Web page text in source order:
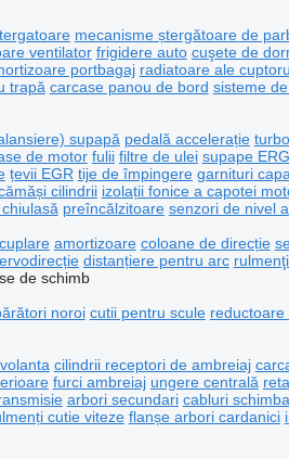
mecanisme ștergătoare de
ventilator frigidere auto cuşete de
portbagaj radiatoare ale
trapă carcase panou de bord sisteme
supapă pedală accelerație
de motor fulii filtre de ulei supape ERG
țevii EGR tije de împingere garnituri
cilindrii izolații fonice a capotei
preîncălzitoare senzori de nivel
amortizoare coloane de direcție
distanțiere pentru arc
de schimb
noroi cutii pentru scule reductoare
cilindrii receptori de ambreiaj
furci ambreiaj ungere centrală
arbori secundari cabluri
cutie viteze flanșe arbori cardanici